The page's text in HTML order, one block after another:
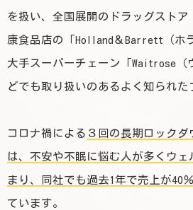
を扱い、全国展開のドラッグスト
康食品店の「Holland＆Barrett（ホ
大手スーパーチェーン「Waitrose（
どでも取り扱いのあるよく知られた
コロナ禍による ３回の長期ロック
は、不安や不眠に悩む人が多くウ
まり、同社でも過去1年で売上が40
ています。